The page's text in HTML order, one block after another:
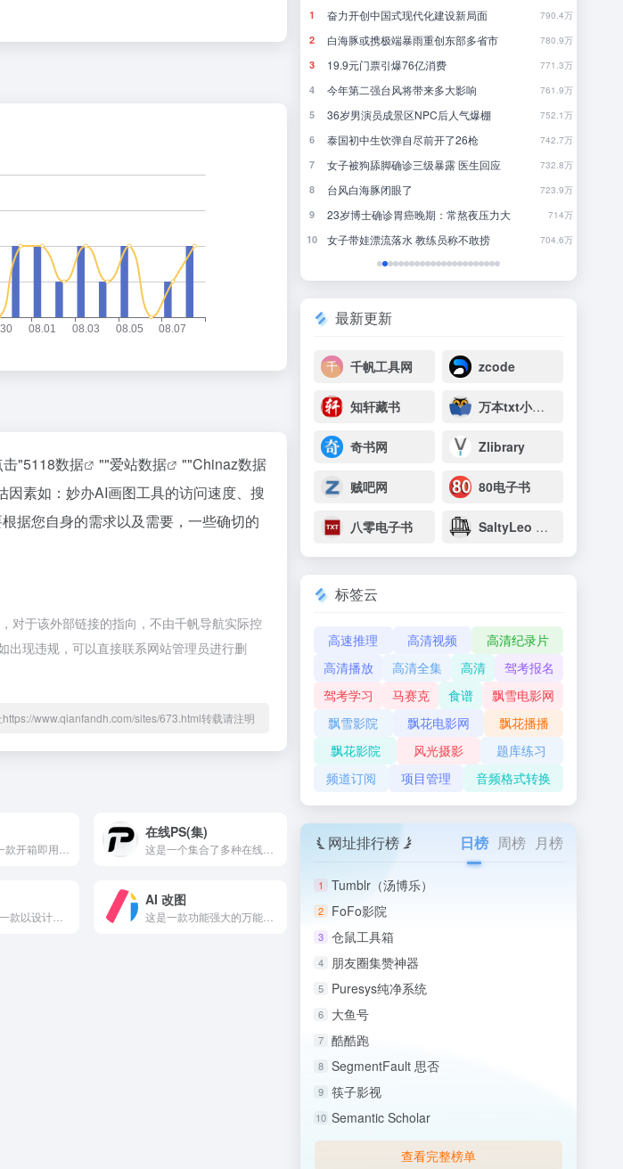
"5118数据 ""爱站数据 ""Chinaz数据
素如：妙办AI画图工具的访问速度、搜
据您自身的需求以及需要，一些确切的
对于该外部链接的指向，不由千帆导航实际控
现违规，可以直接联系网站管理员进行删
www.qianfandh.com/sites/673.html转载请注明
在线PS(集)
Whimsical是一款以设计美学闻名的在线协作工具，其AI...
AI 改图
2 OpenAI首款AI硬件，为什么是个没有屏幕的「甜甜圈」
9
1 奋力开创中国式现代化建设新局面 790.4万
2 白海豚或携极端暴雨重创东部多省市 780.9万
3 19.9元门票引爆76亿消费 771.3万
4 今年第二强台风将带来多大影响 761.9万
5 36岁男演员成景区NPC后人气爆棚 752.1万
6 泰国初中生饮弹自尽前开了26枪 742.7万
7 女子被狗舔脚确诊三级暴露 医生回应 732.8万
8 台风白海豚闭眼了 723.9万
9 23岁博士确诊胃癌晚期：常熬夜压力大 714万
10 女子带娃漂流落水 教练员称不敢捞 704.6万
最新更新
千帆工具网 zcode
知轩藏书 万本txt小说下载网
奇书网 Zlibrary
贼吧网 80电子书
八零电子书 SaltyLeo 的书架
标签云
高速推理 高清视频
高清纪录片
高清播放
高清全集 高清
驾考报名
驾考学习
马赛克 食谱
飘雪电影网
飘雪影院
飘花电影网
飘花播播
飘花影院
风光摄影
题库练习
频道订阅
项目管理 音频格式转换
网址排行榜 日榜 周榜 月榜
1 Tumblr（汤博乐）
2 FoFo影院
3 仓鼠工具箱
4 朋友圈集赞神器
5 Puresys纯净系统
6 大鱼号
7 酷酷跑
8 SegmentFault 思否
9 筷子影视
10 Semantic Scholar
查看完整榜单